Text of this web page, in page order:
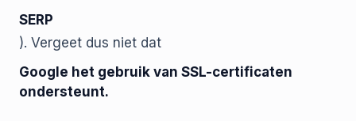
SERP
). Vergeet dus niet dat
Google het gebruik van SSL-certificaten
ondersteunt.